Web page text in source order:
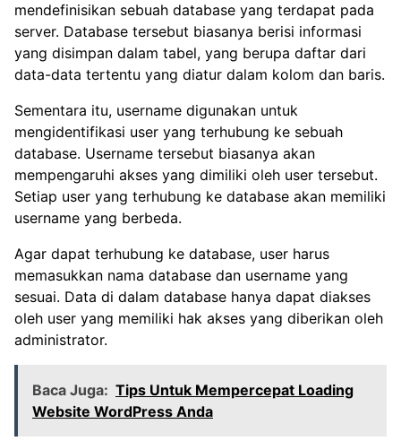
mendefinisikan sebuah database yang terdapat pada
server. Database tersebut biasanya berisi informasi
yang disimpan dalam tabel, yang berupa daftar dari
data-data tertentu yang diatur dalam kolom dan baris.
Sementara itu, username digunakan untuk
mengidentifikasi user yang terhubung ke sebuah
database. Username tersebut biasanya akan
mempengaruhi akses yang dimiliki oleh user tersebut.
Setiap user yang terhubung ke database akan memiliki
username yang berbeda.
Agar dapat terhubung ke database, user harus
memasukkan nama database dan username yang
sesuai. Data di dalam database hanya dapat diakses
oleh user yang memiliki hak akses yang diberikan oleh
administrator.
Baca Juga: Tips Untuk Mempercepat Loading
Website WordPress Anda